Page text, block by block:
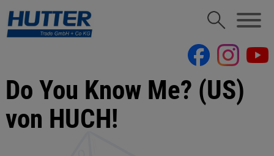
Do You Know Me? (US)
von HUCH!